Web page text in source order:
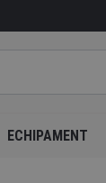
ECHIPAMENT